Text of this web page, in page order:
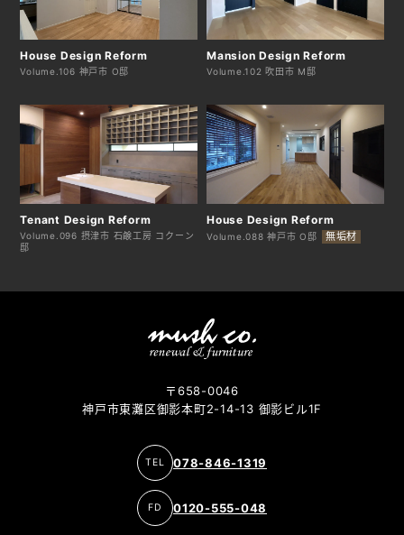
House Design Reform
Volume.106 神戸市 O邸
Mansion Design Reform
Volume.102 吹田市 M邸
Tenant Design Reform
Volume.096 摂津市 石鹸工房 コクーン
邸
House Design Reform
Volume.088 神戸市 O邸 無垢材
〒658-0046
神戸市東灘区御影本町2-14-13 御影ビル1F
078-846-1319
0120-555-048